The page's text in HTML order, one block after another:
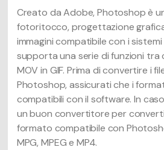
Creato da Adobe, Photoshop è
fotoritocco, progettazione
immagini compatibile con i
supporta una serie di funzioni tra
MOV in GIF. Prima di convertire i
Photoshop, assicurati che i
compatibili con il software. In
un buon convertitore per
formato compatibile con
MPG, MPEG e MP4.